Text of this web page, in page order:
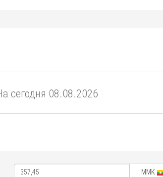
сегодня 08.08.2026
MMK